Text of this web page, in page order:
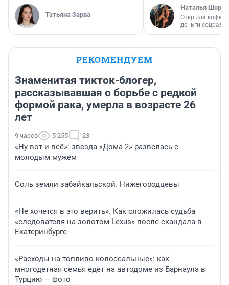
Татьяна Зарва
Наталья
Открыла
деньги
РЕКОМЕНДУЕМ
Знаменитая тикток-блогер,
рассказывавшая о борьбе с редкой
формой рака, умерла в возрасте 26
лет
9 часов 5 255 23
«Ну вот и всё»: звезда «Дома-2» развелась с
молодым мужем
Соль земли забайкальской. Нижегородцевы
«Не хочется в это верить». Как сложилась судьба
«следователя на золотом Lexus» после скандала в
Екатеринбурге
«Расходы на топливо колоссальные»: как
многодетная семья едет на автодоме из Барнаула в
Турцию — фото